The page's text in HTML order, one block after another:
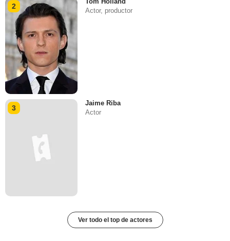
2
Actor, productor
3
Jaime Riba
Actor
Ver todo el top de actores